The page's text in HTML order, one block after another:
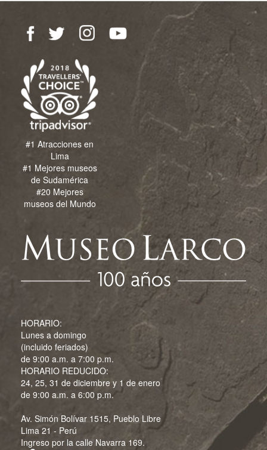
#1 Atracciones en
Lima
#1 Mejores museos
de Sudamérica
#20 Mejores
museos del Mundo
HORARIO:
Lunes a domingo
(incluido feriados)
de 9:00 a.m. a 7:00 p.m.
HORARIO REDUCIDO:
24, 25, 31 de diciembre y 1 de enero
de 9:00 a.m. a 6:00 p.m.
Av. Simón Bolívar 1515, Pueblo Libre
Lima 21 - Perú
Ingreso por la calle Navarra 169.